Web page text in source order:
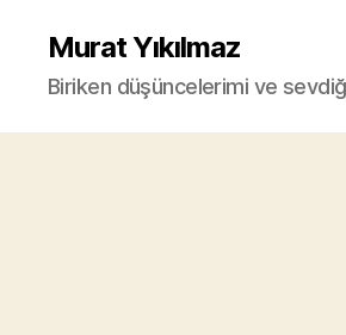
Murat Yıkılmaz
Biriken düşüncelerimi ve